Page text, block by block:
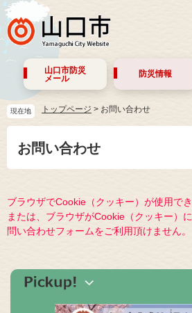
山口市防災
メール
防災情報
現在地 トップページ > お問い合わせ
お問い合わせ
ブラウザでCookie（クッキー）が使用で
または、ブラウザがCookie（クッキー）
問い合わせフォームをご利用頂けません。